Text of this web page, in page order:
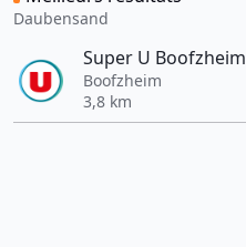
Daubensand
Super U Boofzheim
Boofzheim
3,8 km